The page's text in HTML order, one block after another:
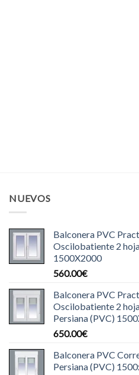
NUEVOS
Balconera PVC
Oscilobatiente 2
1500X2000
560.00€
Balconera PVC
Oscilobatiente 2
Persiana (PVC)
650.00€
Balconera PVC
Persiana (PVC)